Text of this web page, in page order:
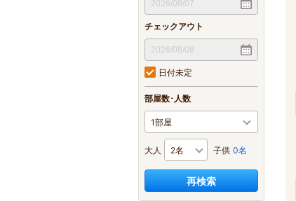
チェックアウト
日付未定
部屋数･人数
大人 子供 0名
再検索